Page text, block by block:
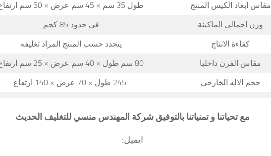
مقاس ابعاد الكيس المنتج طول 35 سم × 45 سم عرض × 50 سم ارتفاع
وزن اجمالى الماكينة فى حدود 85 كجم
كفاءة الانتاج يتحدد حسب المنتج المراد تغليفه
مقاس الفرن داخليا 80 سم طول × 40 سم عرض × 25 سم ارتفاع
حجم الاله الخارجي
مع تحياتنا و تمنياتنا بالتوفيق شركة المهندس منسي للتغليف الحديث
ايميل: